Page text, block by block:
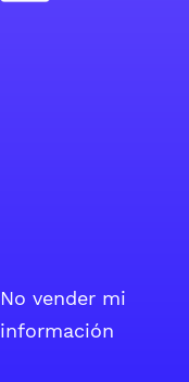
No vender mi
información